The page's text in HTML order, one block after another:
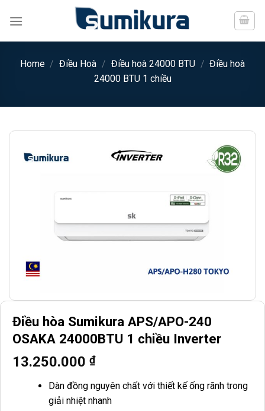
đến
Home / Điều Hoà / Điều hoà 24000 BTU / Điều hoà
24000 BTU 1 chiều
Điều hòa Sumikura APS/APO-240
OSAKA 24000BTU 1 chiều Inverter
13.250.000 ₫
Dàn đồng nguyên chất với thiết kế ống rãnh trong
giải nhiệt nhanh